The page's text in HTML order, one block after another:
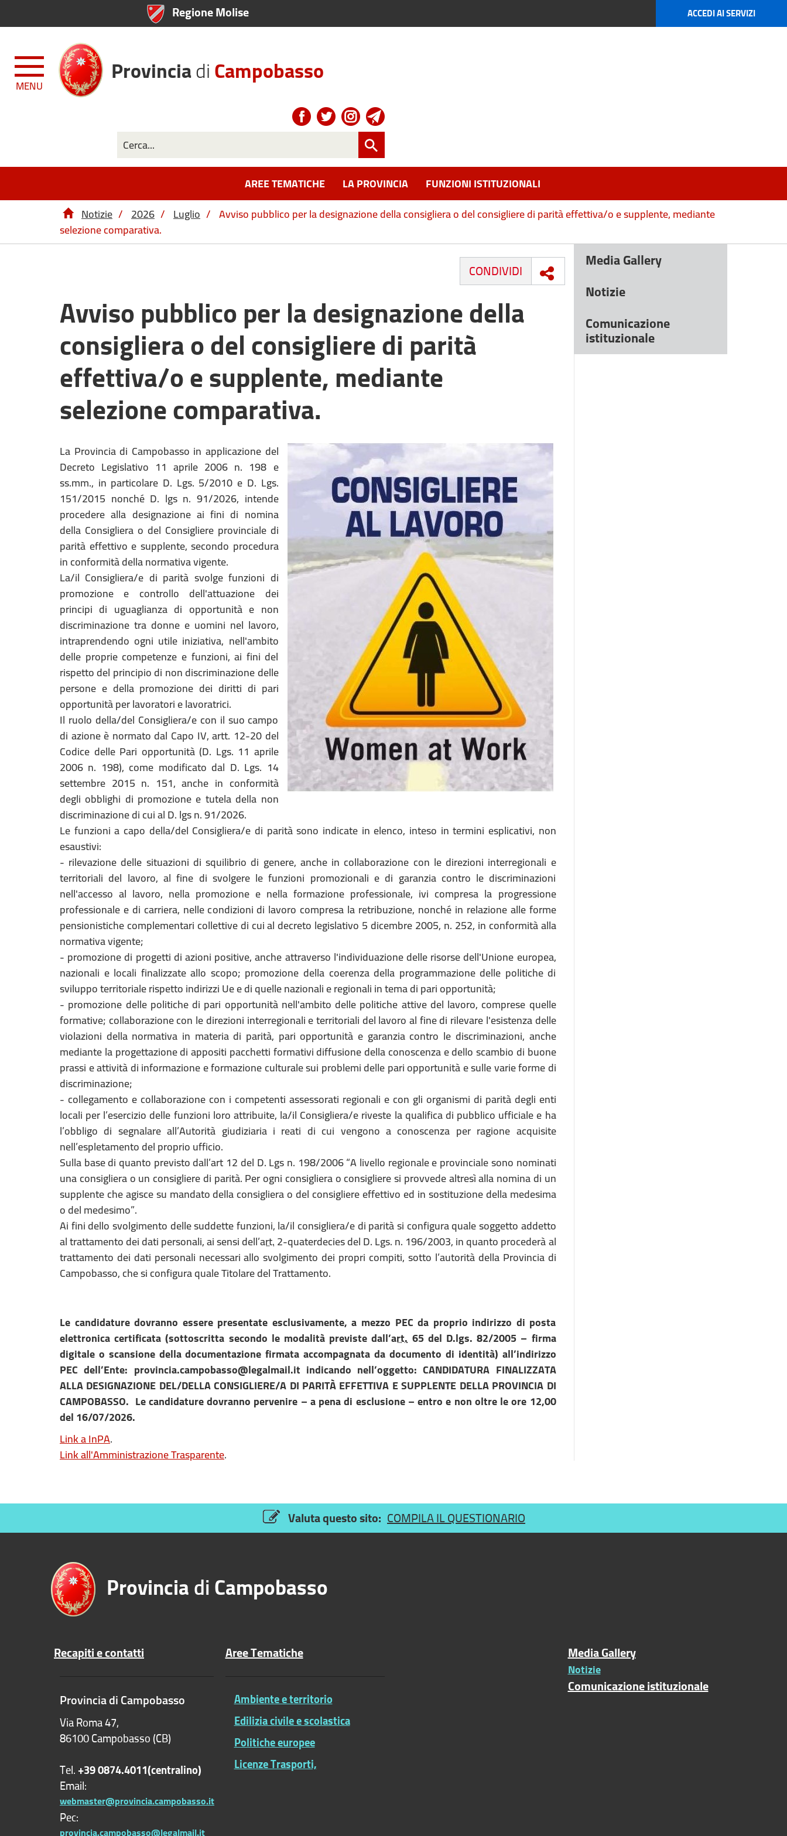
Regione Molise ACCEDI AI SERVIZI
MENU ProvinciadiCampobasso
AREE TEMATICHE LA PROVINCIA
FUNZIONI ISTITUZIONALI
Notizie / 2026 / Luglio / Avviso pubblico per la designazione della consigliera o del consigliere di parità effettiva/o e supplente, mediante
selezione comparativa.
CONDIVIDI
Avviso pubblico per la designazione della
consigliera o del consigliere di parità
effettiva/o e supplente, mediante
selezione comparativa.
La Provincia di Campobasso in applicazione del
Decreto Legislativo 11 aprile 2006 n. 198 e
ss.mm., in particolare D. Lgs. 5/2010 e D. Lgs.
151/2015 nonché D. lgs n. 91/2026, intende
procedere alla designazione ai fini di nomina
della Consigliera o del Consigliere provinciale di
parità effettivo e supplente, secondo procedura
in conformità della normativa vigente.
La/il Consigliera/e di parità svolge funzioni di
promozione e controllo dell'attuazione dei
principi di uguaglianza di opportunità e non
discriminazione tra donne e uomini nel lavoro,
intraprendendo ogni utile iniziativa, nell'ambito
delle proprie competenze e funzioni, ai fini del
rispetto del principio di non discriminazione delle
persone e della promozione dei diritti di pari
opportunità per lavoratori e lavoratrici.
Il ruolo della/del Consigliera/e con il suo campo
di azione è normato dal Capo IV, artt. 12-20 del
Codice delle Pari opportunità (D. Lgs. 11 aprile
2006 n. 198), come modificato dal D. Lgs. 14
settembre 2015 n. 151, anche in conformità
degli obblighi di promozione e tutela della non
discriminazione di cui al D. lgs n. 91/2026.
Le funzioni a capo della/del Consigliera/e di parità sono indicate in elenco, inteso in termini esplicativi, non
esaustivi:
- rilevazione delle situazioni di squilibrio di genere, anche in collaborazione con le direzioni interregionali e
territoriali del lavoro, al fine di svolgere le funzioni promozionali e di garanzia contro le discriminazioni
nell'accesso al lavoro, nella promozione e nella formazione professionale, ivi compresa la progressione
professionale e di carriera, nelle condizioni di lavoro compresa la retribuzione, nonché in relazione alle forme
pensionistiche complementari collettive di cui al decreto legislativo 5 dicembre 2005, n. 252, in conformità alla
normativa vigente;
- promozione di progetti di azioni positive, anche attraverso l'individuazione delle risorse dell'Unione europea,
nazionali e locali finalizzate allo scopo; promozione della coerenza della programmazione delle politiche di
sviluppo territoriale rispetto indirizzi Ue e di quelle nazionali e regionali in tema di pari opportunità;
- promozione delle politiche di pari opportunità nell'ambito delle politiche attive del lavoro, comprese quelle
formative; collaborazione con le direzioni interregionali e territoriali del lavoro al fine di rilevare l'esistenza delle
violazioni della normativa in materia di parità, pari opportunità e garanzia contro le discriminazioni, anche
mediante la progettazione di appositi pacchetti formativi diffusione della conoscenza e dello scambio di buone
prassi e attività di informazione e formazione culturale sui problemi delle pari opportunità e sulle varie forme di
discriminazione;
- collegamento e collaborazione con i competenti assessorati regionali e con gli organismi di parità degli enti
locali per l’esercizio delle funzioni loro attribuite, la/il Consigliera/e riveste la qualifica di pubblico ufficiale e ha
l’obbligo di segnalare all’Autorità giudiziaria i reati di cui vengono a conoscenza per ragione acquisite
nell’espletamento del proprio ufficio.
Sulla base di quanto previsto dall’art 12 del D. Lgs n. 198/2006 “A livello regionale e provinciale sono nominati
una consigliera o un consigliere di parità. Per ogni consigliera o consigliere si provvede altresì alla nomina di un
supplente che agisce su mandato della consigliera o del consigliere effettivo ed in sostituzione della medesima
o del medesimo”.
Ai fini dello svolgimento delle suddette funzioni, la/il consigliera/e di parità si configura quale soggetto addetto
al trattamento dei dati personali, ai sensi dell’art.2-quaterdecies del D. Lgs. n. 196/2003, in quanto procederà al
trattamento dei dati personali necessari allo svolgimento dei propri compiti, sotto l’autorità della Provincia di
Campobasso, che si configura quale Titolare del Trattamento.
Le candidature dovranno essere presentate esclusivamente, a mezzo PEC da proprio indirizzo di posta
elettronica certificata (sottoscritta secondo le modalità previste dall’art. 65 del D.lgs. 82/2005 – firma
digitale o scansione della documentazione firmata accompagnata da documento di identità) all’indirizzo
PEC dell’Ente: provincia.campobasso@legalmail.it indicando nell’oggetto: CANDIDATURA FINALIZZATA
ALLA DESIGNAZIONE DEL/DELLA CONSIGLIERE/A DI PARITÀ EFFETTIVA E SUPPLENTE DELLA PROVINCIA DI
CAMPOBASSO. Le candidature dovranno pervenire – a pena di esclusione – entro e non oltre le ore 12,00
del 16/07/2026.
Linka InPA.
Linkall'Amministrazione Trasparente.
Media Gallery
Notizie
Comunicazione
istituzionale
Valuta questo sito: COMPILA IL QUESTIONARIO
ProvinciadiCampobasso
Recapiti e contatti
Provincia di Campobasso
Via Roma 47,
86100 Campobasso (CB)
Tel.+39 0874.4011(centralino)
Email:
webmaster@provincia.campobasso.it
Pec:
provincia.campobasso@legalmail.it
Aree Tematiche
Ambiente e territorio
Edilizia civile e scolastica
Politiche europee
Licenze Trasporti,
Media Gallery
Notizie
Comunicazione istituzionale